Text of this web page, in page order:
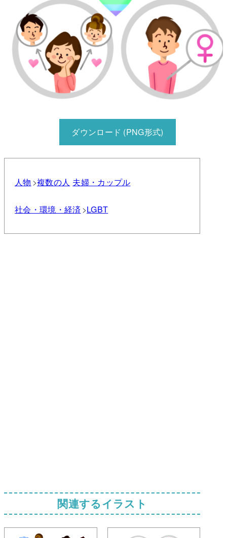
ダウンロード (PNG形式)
人物 複数の人 夫婦・カップル
社会・環境・経済 LGBT
関連するイラスト